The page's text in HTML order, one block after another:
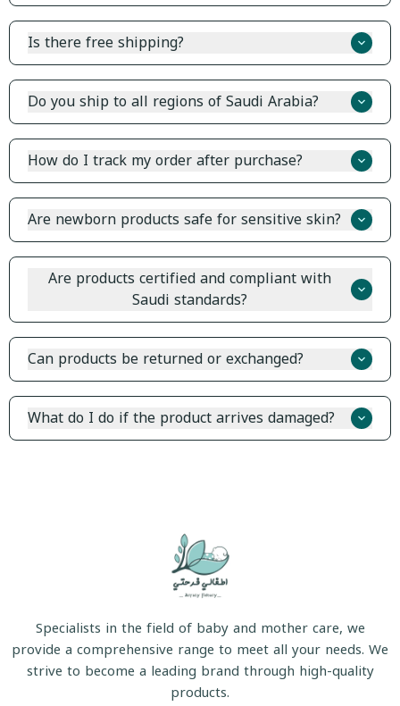
Delivery takes 2-5 business days within major cities, and
3-7 days for other areas.
ما هي أفضل مستلزمات حديثي الولادة؟
Is there free shipping?
Yes, we offer free shipping on orders above a certain
amount.
ما هي مدسة استقبال المولود؟
Do you ship to all regions of Saudi Arabia?
Yes, we ship to all regions and cities in Saudi Arabia
without exception.
هل توفرون أسرة أطفال مناسبة لحديثي الولادة؟
How do I track my order after purchase?
After confirming your order, you will receive a tracking
number via SMS or email.
ما فوائد سلة موسى للمواليد؟
Are newborn products safe for sensitive skin?
Absolutely, all our newborn products are made from
materials free of harmful substances and suitable for
sensitive skin.
هل تتوفر هدايا مواليد فاخرة؟
Are products certified and compliant with
Saudi standards?
Yes, all our products comply with approved Saudi
standards and specifications.
هل منتجات أطفالي فرحتي مناسبة للأولاد والبنات؟
Can products be returned or exchanged?
Yes, we accept returns and exchanges within 14 days of
receipt, provided the product is in its original unused
condition.
What do I do if the product arrives damaged?
We apologize! Contact us immediately via WhatsApp with
Specialists in the field of baby and mother care, we
provide a comprehensive range to meet all your needs. We
strive to become a leading brand through high-quality
products.